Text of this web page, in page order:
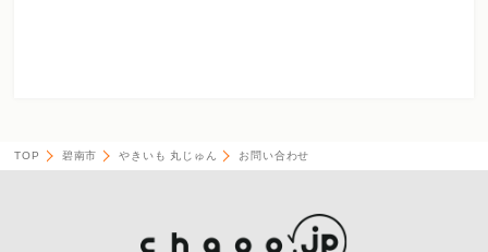
TOP 碧南市 やきいも 丸じゅん お問い合わせ